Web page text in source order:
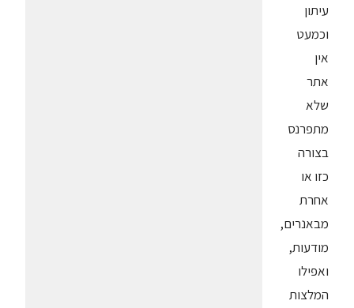
עיתון
וכמעט
אין
אתר
שלא
מתפרנס
בצורה
כזו או
אחרת
מבאנרים,
מודעות,
ואפילו
המלצות